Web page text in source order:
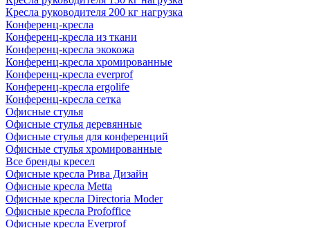
Кресла руководителя 200 кг нагрузка
Конференц-кресла
Конференц-кресла из ткани
Конференц-кресла экокожа
Конференц-кресла хромированные
Конференц-кресла everprof
Конференц-кресла ergolife
Конференц-кресла сетка
Офисные стулья
Офисные стулья деревянные
Офисные стулья для конференций
Офисные стулья хромированные
Все бренды кресел
Офисные кресла Рива Дизайн
Офисные кресла Metta
Офисные кресла Directoria Moder
Офисные кресла Profoffice
Офисные кресла Everprof